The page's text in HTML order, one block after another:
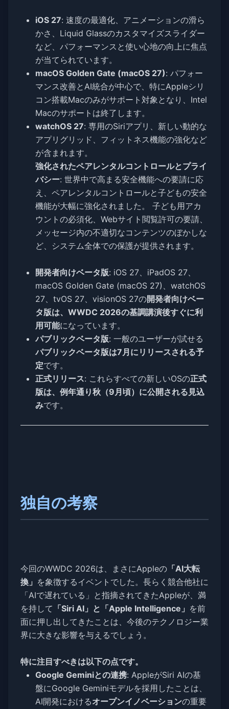
iOS 27: 速度の最適化、アニメーションの滑ら
かさ、Liquid Glassのカスタマイズスライダー
など、パフォーマンスと使い心地の向上に焦点
が当てられています。
macOS Golden Gate (macOS 27): パフォー
マンス改善とAI統合が中心で、特にAppleシリ
コン搭載Macのみがサポート対象となり、Intel
Macのサポートは終了します。
watchOS 27: 専用のSiriアプリ、新しい動的な
アプリグリッド、フィットネス機能の強化など
が含まれます。
強化されたペアレンタルコントロールとプライ
バシー: 世界中で高まる安全機能への要請に応
え、ペアレンタルコントロールと子どもの安全
機能が大幅に強化されました。 子ども用アカ
ウントの必須化、Webサイト閲覧許可の要請、
メッセージ内の不適切なコンテンツのぼかしな
ど、システム全体での保護が提供されます。
開発者向けベータ版: iOS 27、iPadOS 27、
macOS Golden Gate (macOS 27)、watchOS
27、tvOS 27、visionOS 27の開発者向けベー
タ版は、WWDC 2026の基調講演後すぐに利
用可能になっています。
パブリックベータ版: 一般のユーザーが試せる
パブリックベータ版は7月にリリースされる予
定です。
正式リリース: これらすべての新しいOSの正式
版は、例年通り秋（9月頃）に公開される見込
みです。
独自の考察
今回のWWDC 2026は、まさにAppleの 「AI大転
換」 を象徴するイベントでした。長らく競合他社に
「AIで遅れている」と指摘されてきたAppleが、満
を持して 「Siri AI」と「Apple Intelligence」 を前
面に押し出してきたことは、今後のテクノロジー業
界に大きな影響を与えるでしょう。
特に注目すべきは以下の点です。
Google Geminiとの連携: AppleがSiri AIの基
盤にGoogle Geminiモデルを採用したことは、
AI開発におけるオープンイノベーションの重要